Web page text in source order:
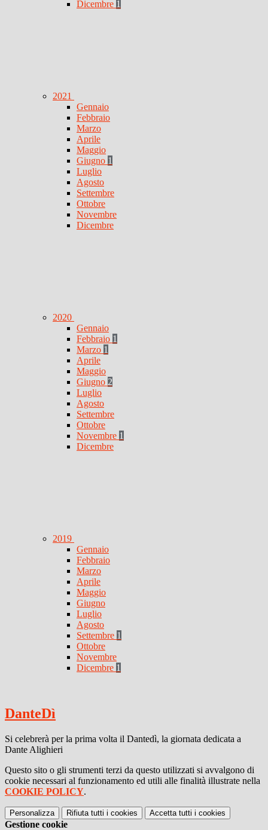
Dicembre 1
2021
Gennaio
Febbraio
Marzo
Aprile
Maggio
Giugno 1
Luglio
Agosto
Settembre
Ottobre
Novembre
Dicembre
2020
Gennaio
Febbraio 1
Marzo 1
Aprile
Maggio
Giugno 2
Luglio
Agosto
Settembre
Ottobre
Novembre 1
Dicembre
2019
Gennaio
Febbraio
Marzo
Aprile
Maggio
Giugno
Luglio
Agosto
Settembre 1
Ottobre
Novembre
Dicembre 1
DanteDì
Si celebrerà per la prima volta il Dantedì, la giornata dedicata a
Dante Alighieri
Questo sito o gli strumenti terzi da questo utilizzati si avvalgono di
cookie necessari al funzionamento ed utili alle finalità illustrate nella
COOKIE POLICY.
Personalizza Rifiuta tutti i cookies Accetta tutti i cookies
Gestione cookie